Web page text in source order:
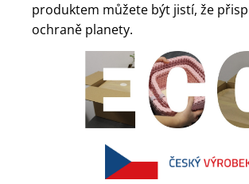
produktem můžete být jistí, že
ochraně planety.